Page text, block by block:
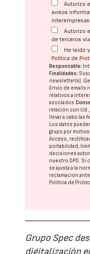
Autorizo
avisos
Autorizo
de terceros
He leído
Política de
Responsable:
Finalidades:
newsletter(s).
Envío de emails
relativos a
asociados.
relación con
llevar a cabo
Los datos
grupo por
Acceso,
portabilidad,
decisiones
nuestro DPD. Si
se ajusta a la
reclamación
Política de
Grupo Spec
digitalización